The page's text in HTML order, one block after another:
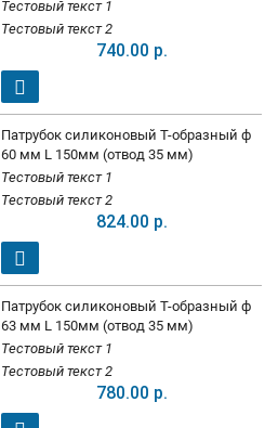
Тестовый текст 1
Тестовый текст 2
740.00 р.
Патрубок силиконовый Т-образный ф
60 мм L 150мм (отвод 35 мм)
Тестовый текст 1
Тестовый текст 2
824.00 р.
Патрубок силиконовый Т-образный ф
63 мм L 150мм (отвод 35 мм)
Тестовый текст 1
Тестовый текст 2
780.00 р.